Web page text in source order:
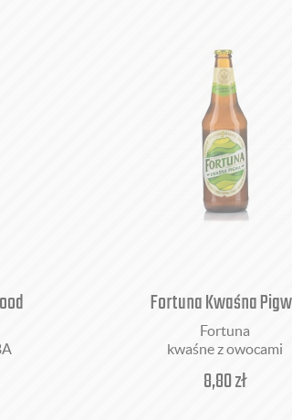
Fortuna Kwaśna
Fortuna
kwaśne z owocami
8,80zł